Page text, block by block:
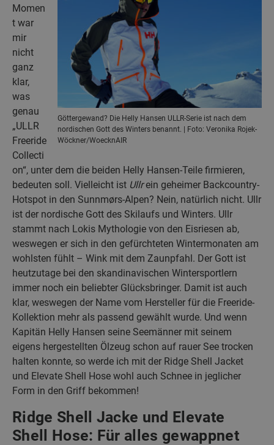
Göttergewand? Die Helly Hansen ULLR-Serie ist nach dem
nordischen Gott des Winters benannt. | Foto: Veronika Rojek-
Wöckner/WoecknAIR
Momen
t war
mir
nicht
ganz
klar,
was
genau
„ULLR
Freeride
Collecti
on“, unter dem die beiden Helly Hansen-Teile firmieren,
bedeuten soll. Vielleicht ist Ullrein geheimer Backcountry-
Hotspot in den Sunnmørs-Alpen? Nein, natürlich nicht. Ullr
ist der nordische Gott des Skilaufs und Winters. Ullr
stammt nach Lokis Mythologie von den Eisriesen ab,
weswegen er sich in den gefürchteten Wintermonaten am
wohlsten fühlt – Wink mit dem Zaunpfahl. Der Gott ist
heutzutage bei den skandinavischen Wintersportlern
immer noch ein beliebter Glücksbringer. Damit ist auch
klar, weswegen der Name vom Hersteller für die Freeride-
Kollektion mehr als passend gewählt wurde. Und wenn
Kapitän Helly Hansen seine Seemänner mit seinem
eigens hergestellten Ölzeug schon auf rauer See trocken
halten konnte, so werde ich mit der Ridge Shell Jacket
und Elevate Shell Hose wohl auch Schnee in jeglicher
Form in den Griff bekommen!
Ridge Shell Jacke und Elevate
Shell Hose: Für alles gewappnet